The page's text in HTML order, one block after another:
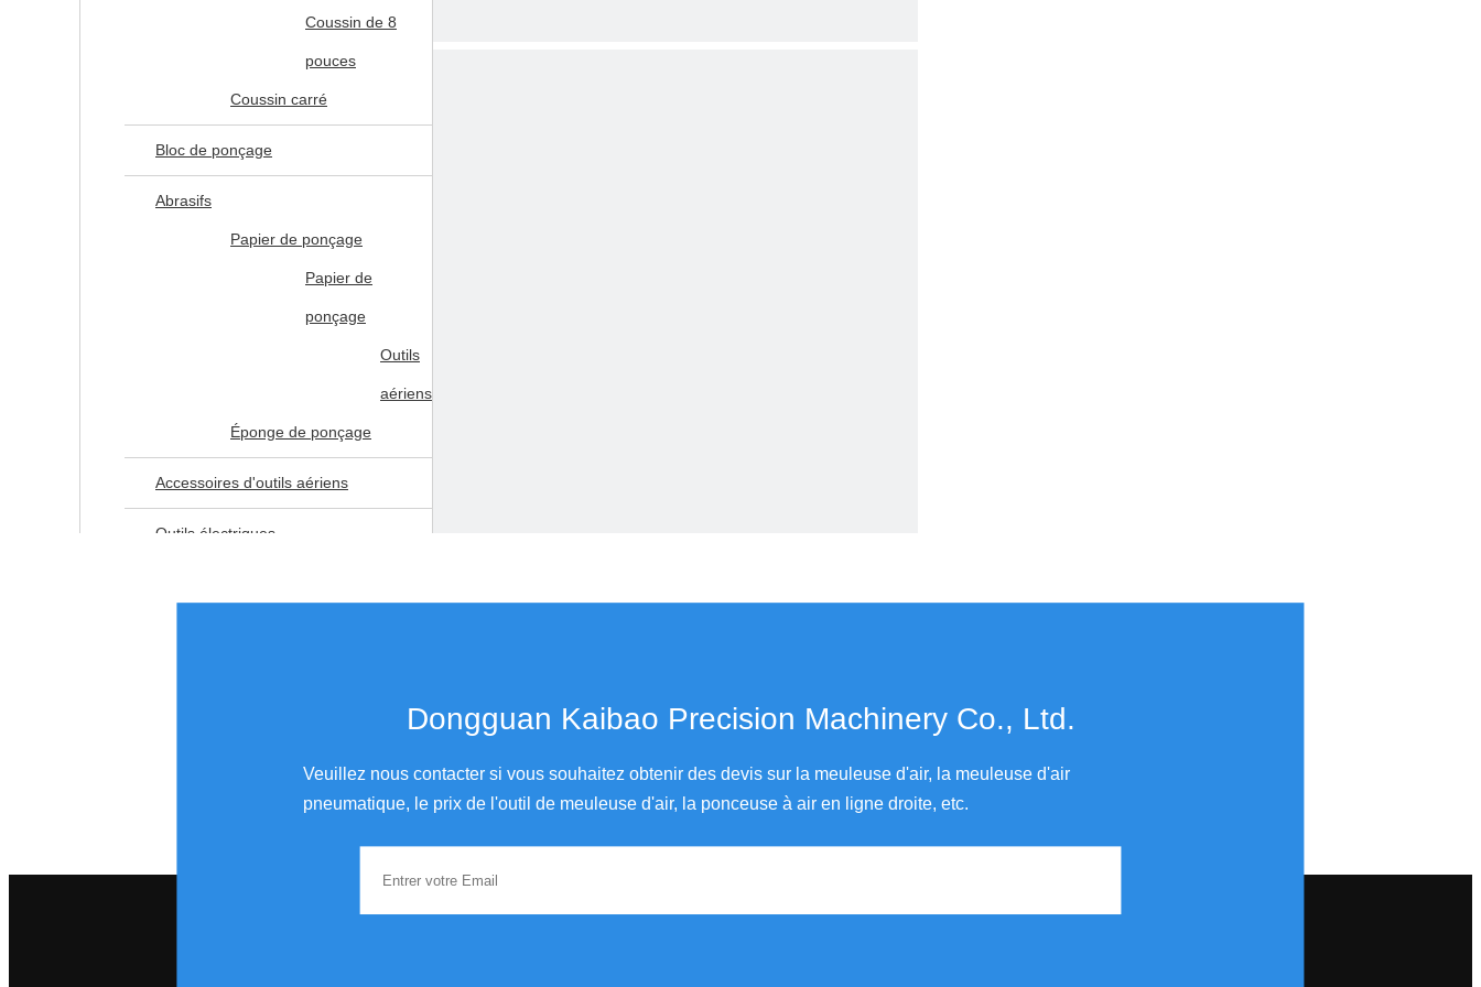
Coussin de 8
pouces
Coussin carré
Bloc de ponçage
Abrasifs
Papier de ponçage
Papier de
ponçage
Outils
aériens
Éponge de ponçage
Accessoires d'outils aériens
Outils électriques
Dongguan Kaibao Precision Machinery Co., Ltd.​​​​​​​
Veuillez nous contacter si vous souhaitez obtenir des devis sur la meuleuse d'air, la meuleuse d'air
pneumatique, le prix de l'outil de meuleuse d'air, la ponceuse à air en ligne droite, etc.